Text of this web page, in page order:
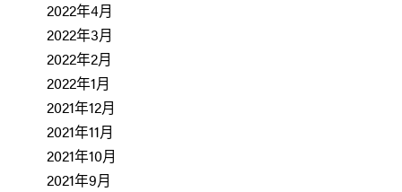
2022年4月
2022年3月
2022年2月
2022年1月
2021年12月
2021年11月
2021年10月
2021年9月